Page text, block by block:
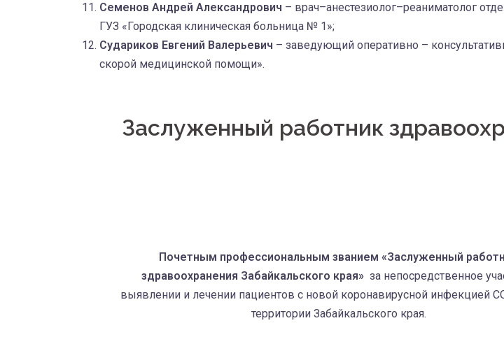
Семенов Андрей Александрович – врач–анестезиолог–реаниматолог
ГУЗ «Городская клиническая больница № 1»;
Судариков Евгений Валерьевич – заведующий оперативно –
скорой медицинской помощи».
Заслуженный работник
Почетным профессиональным званием «Заслуженный
здравоохранения Забайкальского края» за непосредственное
выявлении и лечении пациентов с новой коронавирусной инфекцией
территории Забайкальского края.